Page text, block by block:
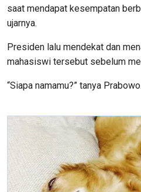
saat mendapat kesempatan
ujarnya.
Presiden lalu mendekat dan
mahasiswi tersebut sebelum
“Siapa namamu?” tanya Prabowo.